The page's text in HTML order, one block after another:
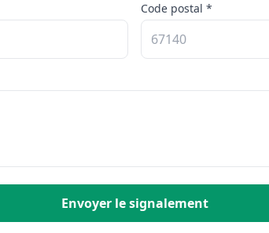
Code postal *
Envoyer le signalement